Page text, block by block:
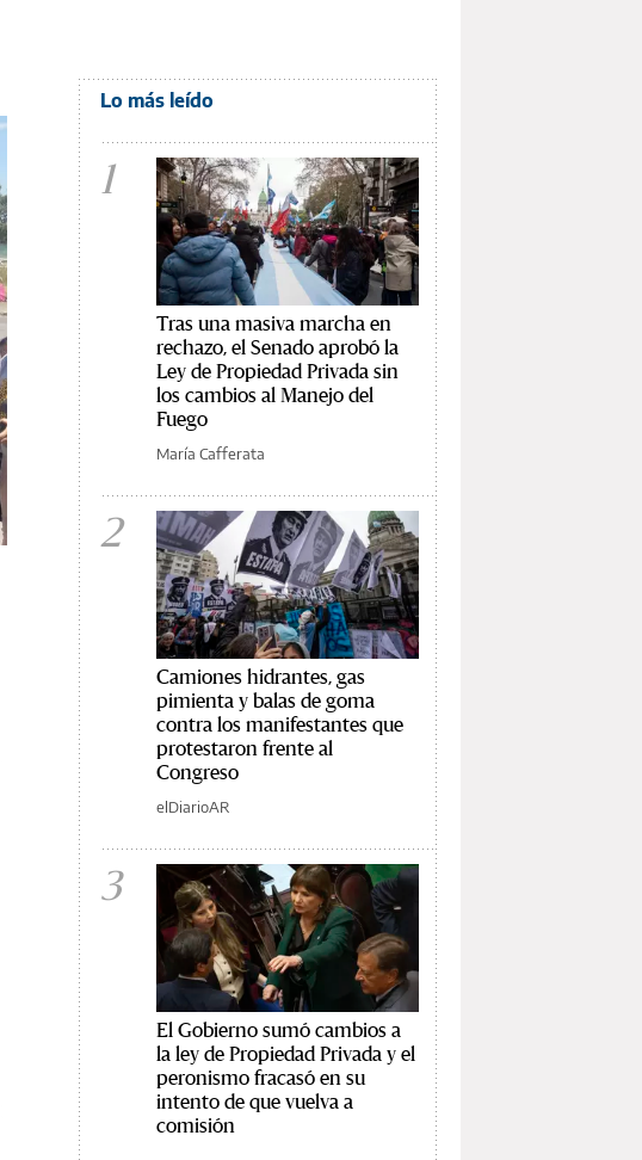
Lo más leído
1
Tras una masiva marcha en
rechazo, el Senado aprobó la
Ley de Propiedad Privada sin
los cambios al Manejo del
Fuego
María Cafferata
2
Camiones hidrantes, gas
pimienta y balas de goma
contra los manifestantes que
protestaron frente al
Congreso
elDiarioAR
3
El Gobierno sumó cambios a
la ley de Propiedad Privada y el
peronismo fracasó en su
intento de que vuelva a
comisión